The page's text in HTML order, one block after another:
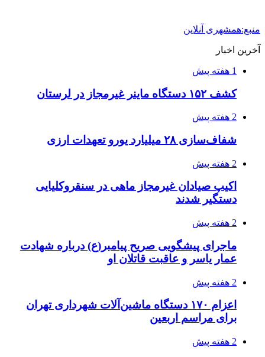
منبع:همشهری آنلاین
آخرین اخبار
1 هفته پیش
کشف ۱۵۲ دستگاه ماینر غیرمجاز در لرستان
2 هفته پیش
شفاف‌سازی ۲۸ میلیارد یورو تعهدات ارزی
2 هفته پیش
اکیپ صیادان غیرمجاز ماهی در سنقروکلیایی
دستگیر شدند
2 هفته پیش
ماجرای پیشگویی صریح پیامبر(ع) درباره شهادت
عمار یاسر و عاقبت قاتلان او
2 هفته پیش
اعزام ۱۷۰ دستگاه ماشین‌آلات شهرداری تهران
برای مراسم اربعین
2 هفته پیش